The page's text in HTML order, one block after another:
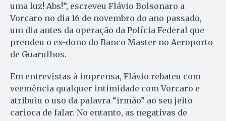
uma luz! Abs!”, escreveu Flávio Bolsonaro a
Vorcaro no dia 16 de novembro do ano passado,
um dia antes da operação da Polícia Federal que
prendeu o ex-dono do Banco Master no Aeroporto
de Guarulhos.
Em entrevistas à imprensa, Flávio rebateu com
veemência qualquer intimidade com Vorcaro e
atribuiu o uso da palavra “irmão” ao seu jeito
carioca de falar. No entanto, as negativas de